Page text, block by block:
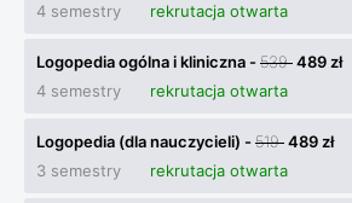
4 semestry
rekrutacja otwarta
Logopedia ogólna i kliniczna -539489 zł
4 semestry
rekrutacja otwarta
Logopedia (dla nauczycieli) -519489 zł
3 semestry
rekrutacja otwarta